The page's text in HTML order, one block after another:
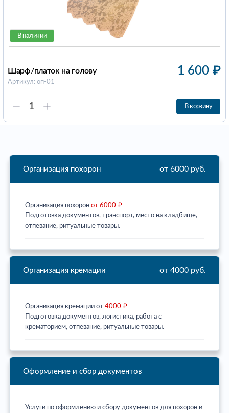
В наличии
Шарф/платок на голову
Артикул: оп-01
1 600 ₽
В корзину
Организация похорон от 6000 руб.
Организация похорон от 6000 ₽
Подготовка документов, транспорт, место на кладбище,
отпевание, ритуальные товары.
Организация кремации от 4000 руб.
Организация кремации от 4000 ₽
Подготовка документов, логистика, работа с
крематорием, отпевание, ритуальные товары.
Оформление и сбор документов
Услуги по оформлению и сбору документов для похорон и